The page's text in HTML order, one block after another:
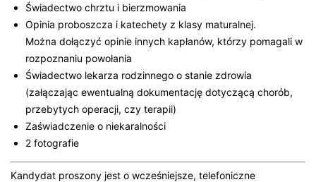
Świadectwo chrztu i bierzmowania
Opinia proboszcza i katechety z klasy maturalnej.
Można dołączyć opinie innych kapłanów, którzy pomagali w
rozpoznaniu powołania
Świadectwo lekarza rodzinnego o stanie zdrowia
(załączając ewentualną dokumentację dotyczącą chorób,
przebytych operacji, czy terapii)
Zaświadczenie o niekaralności
2 fotografie
Kandydat proszony jest o wcześniejsze, telefoniczne